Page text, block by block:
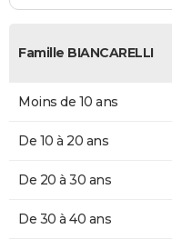
Famille BIANCARELLI
Moins de 10 ans
De 10 à 20 ans
De 20 à 30 ans
De 30 à 40 ans